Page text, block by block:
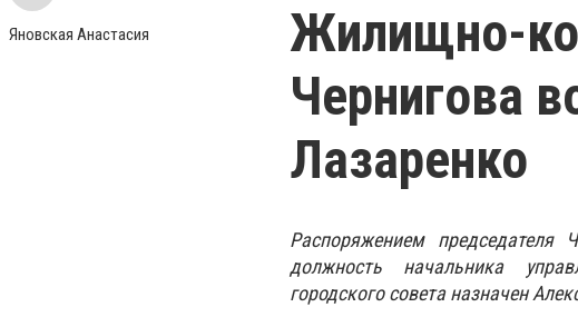
Яновская Анастасия
Жилищно-
Чернигова
Лазаренко
Распоряжением председателя
должность начальника
городского совета назначен